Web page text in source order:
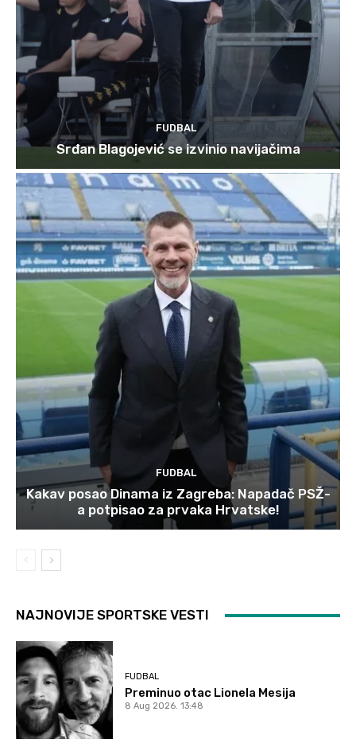
FUDBAL
Srđan Blagojević se izvinio navijačima
FUDBAL
Kakav posao Dinama iz Zagreba: Napadač PSŽ-
a potpisao za prvaka Hrvatske!
NAJNOVIJE SPORTSKE VESTI
FUDBAL
Preminuo otac Lionela Mesija
8 Aug 2026. 13:48